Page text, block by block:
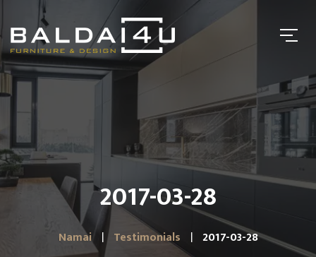
2017-03-28
Namai Testimonials 2017-03-28